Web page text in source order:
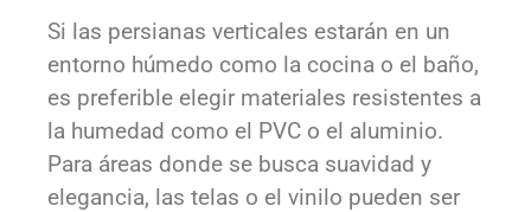
Si las persianas verticales estarán en un
entorno húmedo como la cocina o el baño,
es preferible elegir materiales resistentes a
la humedad como el PVC o el aluminio.
Para áreas donde se busca suavidad y
elegancia, las telas o el vinilo pueden ser